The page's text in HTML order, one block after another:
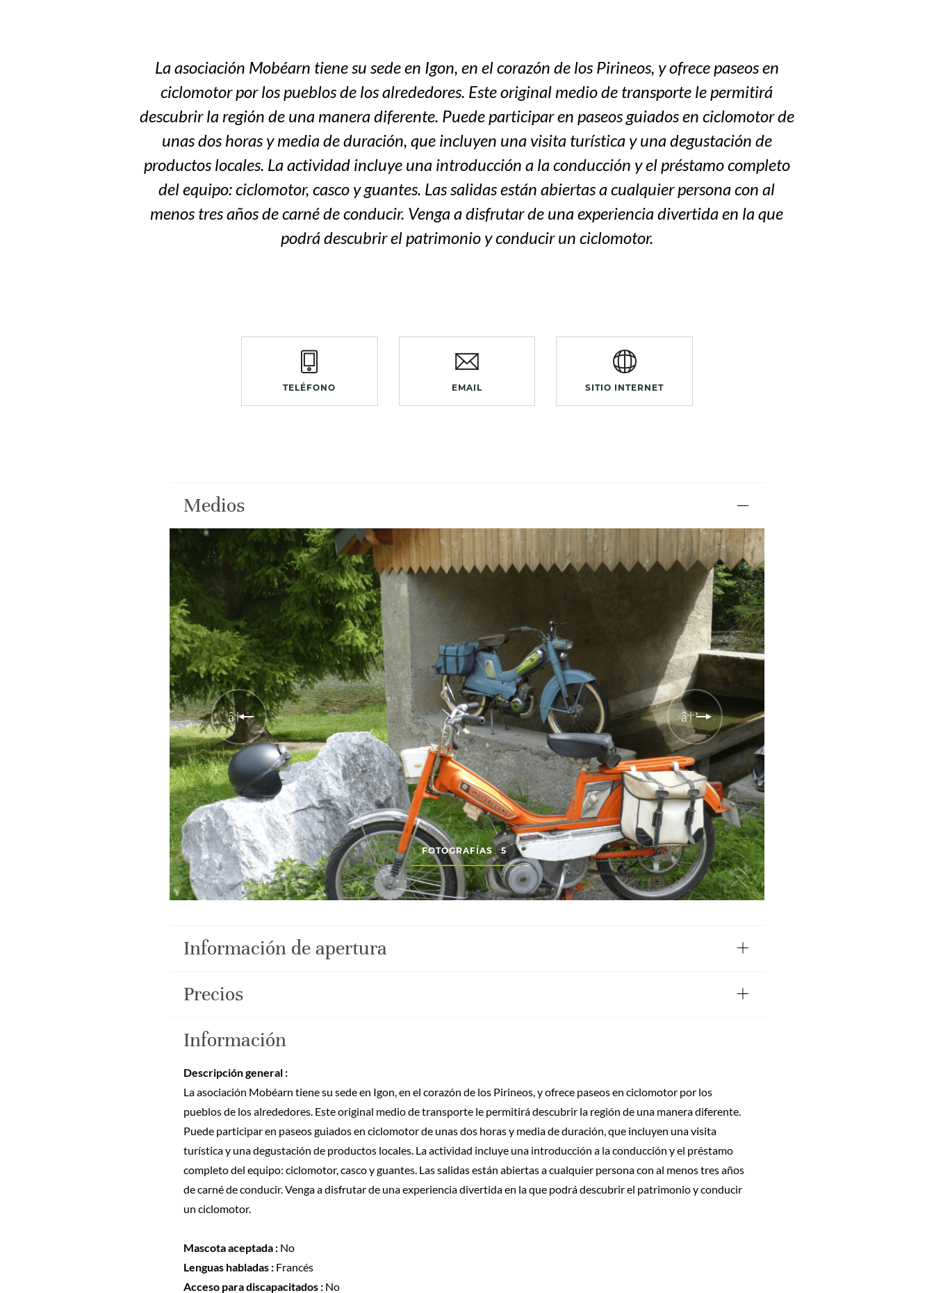
La asociación Mobéarn tiene su sede en Igon, en el corazón de los Pirineos, y ofrece paseos en
ciclomotor por los pueblos de los alrededores. Este original medio de transporte le permitirá
descubrir la región de una manera diferente. Puede participar en paseos guiados en ciclomotor de
unas dos horas y media de duración, que incluyen una visita turística y una degustación de
productos locales. La actividad incluye una introducción a la conducción y el préstamo completo
del equipo: ciclomotor, casco y guantes. Las salidas están abiertas a cualquier persona con al
menos tres años de carné de conducir. Venga a disfrutar de una experiencia divertida en la que
podrá descubrir el patrimonio y conducir un ciclomotor.
TELÉFONO EMAIL SITIO INTERNET
Medios
FOTOGRAFÍAS 5
Información de apertura
Precios
Información
Descripción general :
La asociación Mobéarn tiene su sede en Igon, en el corazón de los Pirineos, y ofrece paseos en ciclomotor por los
pueblos de los alrededores. Este original medio de transporte le permitirá descubrir la región de una manera diferente.
Puede participar en paseos guiados en ciclomotor de unas dos horas y media de duración, que incluyen una visita
turística y una degustación de productos locales. La actividad incluye una introducción a la conducción y el préstamo
completo del equipo: ciclomotor, casco y guantes. Las salidas están abiertas a cualquier persona con al menos tres años
de carné de conducir. Venga a disfrutar de una experiencia divertida en la que podrá descubrir el patrimonio y conducir
un ciclomotor.
Mascota aceptada : No
Lenguas habladas : Francés
Acceso para discapacitados : No